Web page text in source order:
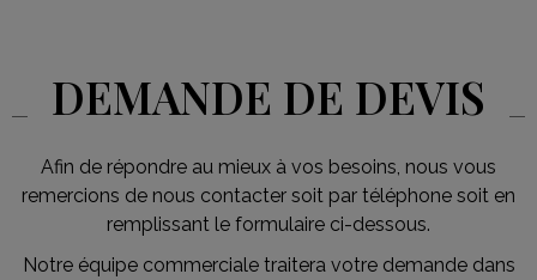
DEMANDE DE DEVIS
Afin de répondre au mieux à vos besoins, nous vous
remercions de nous contacter soit par téléphone soit en
remplissant le formulaire ci-dessous.
Notre équipe commerciale traitera votre demande dans